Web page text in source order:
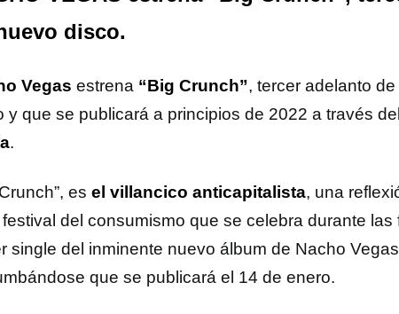
disco.
Vegas estrena “Big Crunch”, tercer adelanto
y que se publicará a principios de 2022 a través
.
es el villancico anticapitalista, una
del consumismo que se celebra durante las
single del inminente nuevo álbum de Nacho
que se publicará el 14 de enero.